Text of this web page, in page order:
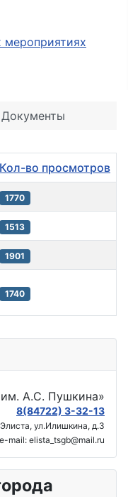
Документы
Кол-во просмотров
1770
1513
1901
1740
А.С. Пушкина»
8(84722) 3-32-13
ул.Илишкина, д.3
e-mail: elista_tsgb@mail.ru